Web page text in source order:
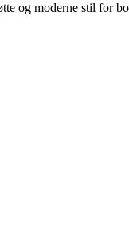
og moderne stil for